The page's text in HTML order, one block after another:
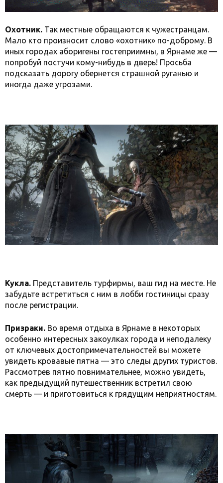
Охотник. Так местные обращаются к чужестранцам.
Мало кто произносит слово «охотник» по-доброму. В
иных городах аборигены гостеприимны, в Ярнаме же —
попробуй постучи кому-нибудь в дверь! Просьба
подсказать дорогу обернется страшной руганью и
иногда даже угрозами.
Кукла. Представитель турфирмы, ваш гид на месте. Не
забудьте встретиться с ним в лобби гостиницы сразу
после регистрации.
Призраки. Во время отдыха в Ярнаме в некоторых
особенно интересных закоулках города и неподалеку
от ключевых достопримечательностей вы можете
увидеть кровавые пятна — это следы других туристов.
Рассмотрев пятно повнимательнее, можно увидеть,
как предыдущий путешественник встретил свою
смерть — и приготовиться к грядущим неприятностям.